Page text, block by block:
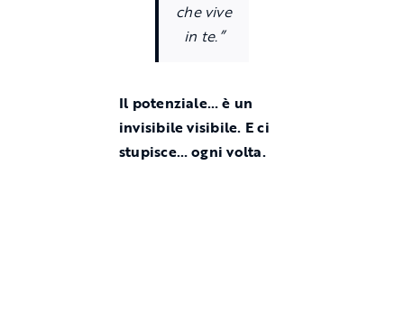
che vive
in te.”
Il potenziale… è un
invisibile visibile. E ci
stupisce… ogni volta.